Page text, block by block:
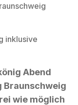
inklusive
Abend
Braunschweig
wie möglich